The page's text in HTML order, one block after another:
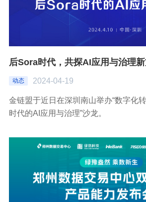
后Sora时代，共探AI应用与治理
动态 2024-04-19
金链盟于近日在深圳南山举办“数字化
时代的AI应用与治理”沙龙。